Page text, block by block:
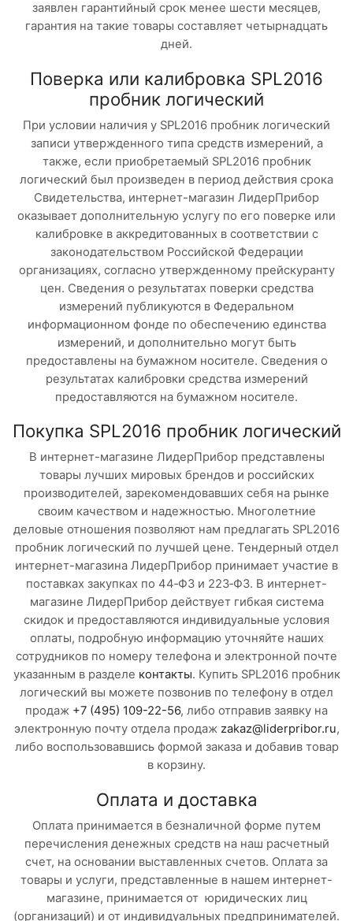
заявлен гарантийный срок менее шести месяцев,
гарантия на такие товары составляет четырнадцать
дней.
Поверка или калибровка SPL2016
пробник логический
При условии наличия у SPL2016 пробник логический
записи утвержденного типа средств измерений, а
также, если приобретаемый SPL2016 пробник
логический был произведен в период действия срока
Свидетельства, интернет-магазин ЛидерПрибор
оказывает дополнительную услугу по его поверке или
калибровке в аккредитованных в соответствии с
законодательством Российской Федерации
организациях, согласно утвержденному прейскуранту
цен. Сведения о результатах поверки средства
измерений публикуются в Федеральном
информационном фонде по обеспечению единства
измерений, и дополнительно могут быть
предоставлены на бумажном носителе. Сведения о
результатах калибровки средства измерений
предоставляются на бумажном носителе.
Покупка SPL2016 пробник логический
В интернет-магазине ЛидерПрибор представлены
товары лучших мировых брендов и российских
производителей, зарекомендовавших себя на рынке
своим качеством и надежностью. Многолетние
деловые отношения позволяют нам предлагать SPL2016
пробник логический по лучшей цене. Тендерный отдел
интернет-магазина ЛидерПрибор принимает участие в
поставках закупках по 44‑ФЗ и 223‑ФЗ. В интернет-
магазине ЛидерПрибор действует гибкая система
скидок и предоставляются индивидуальные условия
оплаты, подробную информацию уточняйте наших
сотрудников по номеру телефона и электронной почте
указанным в разделе контакты. Купить SPL2016 пробник
логический вы можете позвонив по телефону в отдел
продаж +7 (495) 109-22-56, либо отправив заявку на
электронную почту отдела продаж zakaz@liderpribor.ru,
либо воспользовавшись формой заказа и добавив товар
в корзину.
Оплата и доставка
Оплата принимается в безналичной форме путем
перечисления денежных средств на наш расчетный
счет, на основании выставленных счетов. Оплата за
товары и услуги, представленные в нашем интернет-
магазине, принимается от юридических лиц
(организаций) и от индивидуальных предпринимателей.